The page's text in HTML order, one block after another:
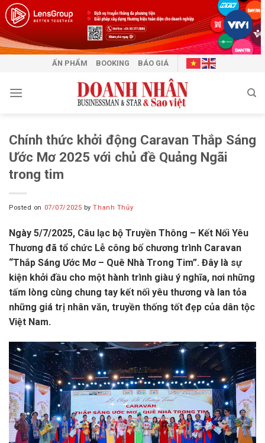
Skip
to
content
ẤN PHẨM BOOKING BÁO GIÁ
Chính thức khởi động Caravan Thắp Sáng
Ước Mơ 2025 với chủ đề Quảng Ngãi
trong tim
Posted on 07/07/2025 byThanh Thủy
Ngày 5/7/2025, Câu lạc bộ Truyền Thông – Kết Nối Yêu
Thương đã tổ chức Lễ công bố chương trình Caravan
“Thắp Sáng Ước Mơ – Quê Nhà Trong Tim”. Đây là sự
kiện khởi đầu cho một hành trình giàu ý nghĩa, nơi những
tấm lòng cùng chung tay kết nối yêu thương và lan tỏa
những giá trị nhân văn, truyền thống tốt đẹp của dân tộc
Việt Nam.